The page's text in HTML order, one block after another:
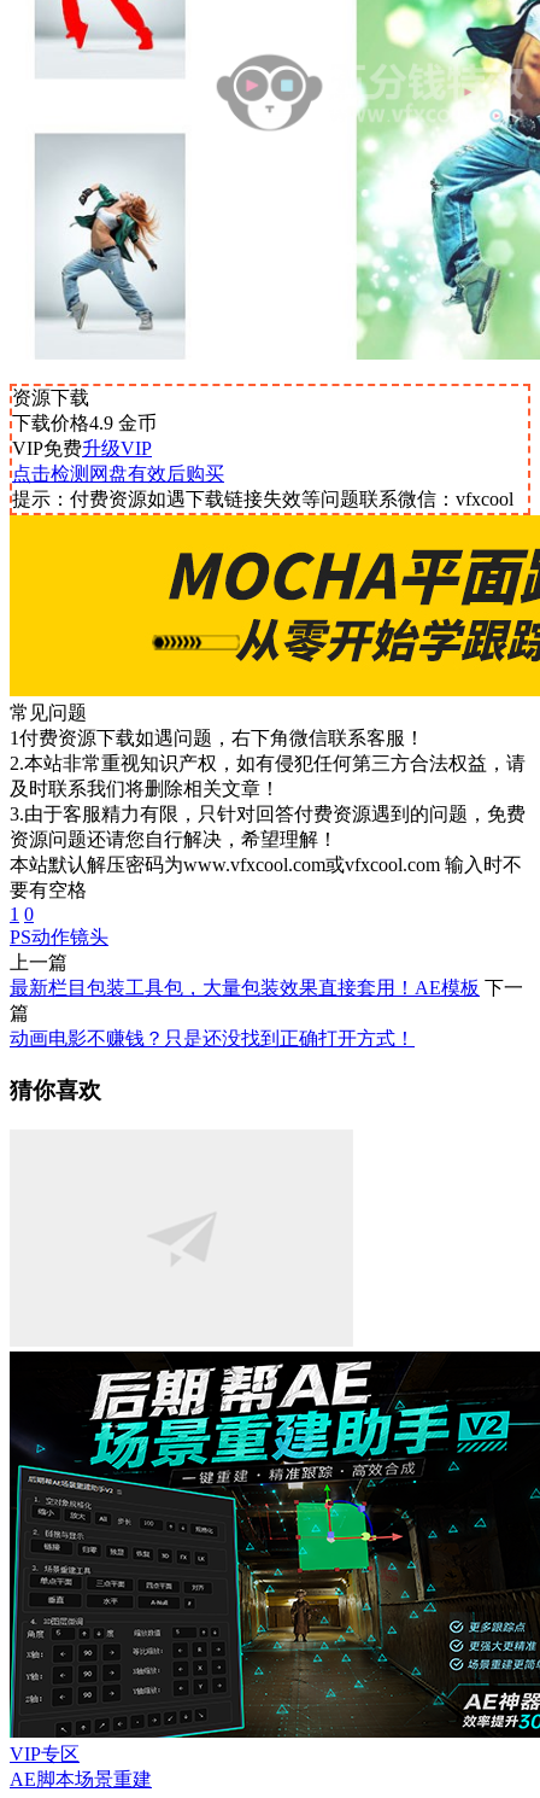
资源下载
下载价格4.9 金币
VIP免费升级VIP
点击检测网盘有效后购买
提示：付费资源如遇下载链接失效等问题联系微信：vfxcool
常见问题
1付费资源下载如遇问题，右下角微信联系客服！
2.本站非常重视知识产权，如有侵犯任何第三方合法权益，请
及时联系我们将删除相关文章！
3.由于客服精力有限，只针对回答付费资源遇到的问题，免费
资源问题还请您自行解决，希望理解！
本站默认解压密码为www.vfxcool.com或vfxcool.com 输入时不
要有空格
1 0
PS动作镜头
上一篇
最新栏目包装工具包，大量包装效果直接套用！AE模板 下一
篇
动画电影不赚钱？只是还没找到正确打开方式！
猜你喜欢
VIP专区
AE脚本场景重建